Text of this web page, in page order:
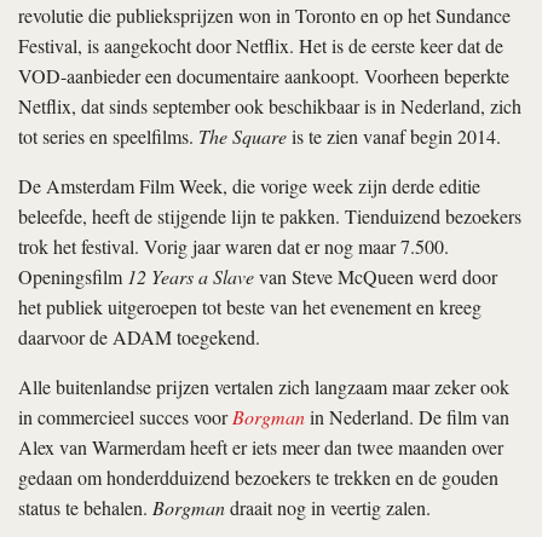
revolutie die publieksprijzen won in Toronto en op het Sundance
Festival, is aangekocht door Netflix. Het is de eerste keer dat de
VOD-aanbieder een documentaire aankoopt. Voorheen beperkte
Netflix, dat sinds september ook beschikbaar is in Nederland, zich
tot series en speelfilms. The Squareis te zien vanaf begin 2014.
De Amsterdam Film Week, die vorige week zijn derde editie
beleefde, heeft de stijgende lijn te pakken. Tienduizend bezoekers
trok het festival. Vorig jaar waren dat er nog maar 7.500.
Openingsfilm 12 Years a Slavevan Steve McQueen werd door
het publiek uitgeroepen tot beste van het evenement en kreeg
daarvoor de ADAM toegekend.
Alle buitenlandse prijzen vertalen zich langzaam maar zeker ook
in commercieel succes voorBorgmanin Nederland. De film van
Alex van Warmerdam heeft er iets meer dan twee maanden over
gedaan om honderdduizend bezoekers te trekken en de gouden
status te behalen. Borgmandraait nog in veertig zalen.